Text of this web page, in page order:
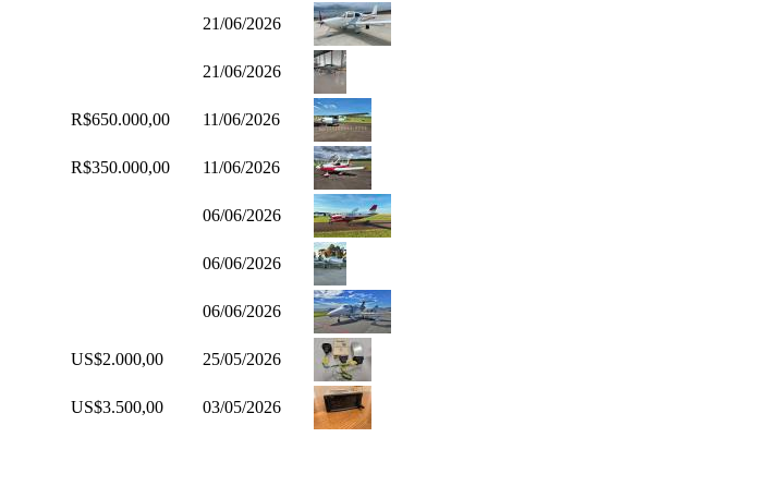
21/06/2026
21/06/2026
R$650.000,00 11/06/2026
R$350.000,00 11/06/2026
06/06/2026
06/06/2026
06/06/2026
US$2.000,00 25/05/2026
US$3.500,00 03/05/2026